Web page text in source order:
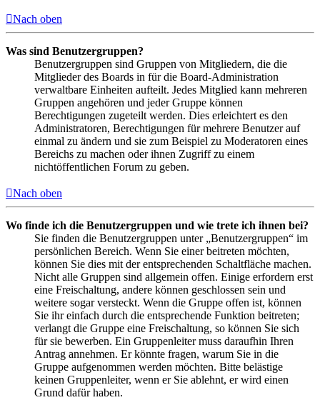
Nach oben
Was sind Benutzergruppen?
Benutzergruppen sind Gruppen von Mitgliedern, die die
Mitglieder des Boards in für die Board-Administration
verwaltbare Einheiten aufteilt. Jedes Mitglied kann mehreren
Gruppen angehören und jeder Gruppe können
Berechtigungen zugeteilt werden. Dies erleichtert es den
Administratoren, Berechtigungen für mehrere Benutzer auf
einmal zu ändern und sie zum Beispiel zu Moderatoren eines
Bereichs zu machen oder ihnen Zugriff zu einem
nichtöffentlichen Forum zu geben.
Nach oben
Wo finde ich die Benutzergruppen und wie trete ich ihnen bei?
Sie finden die Benutzergruppen unter „Benutzergruppen“ im
persönlichen Bereich. Wenn Sie einer beitreten möchten,
können Sie dies mit der entsprechenden Schaltfläche machen.
Nicht alle Gruppen sind allgemein offen. Einige erfordern erst
eine Freischaltung, andere können geschlossen sein und
weitere sogar versteckt. Wenn die Gruppe offen ist, können
Sie ihr einfach durch die entsprechende Funktion beitreten;
verlangt die Gruppe eine Freischaltung, so können Sie sich
für sie bewerben. Ein Gruppenleiter muss daraufhin Ihren
Antrag annehmen. Er könnte fragen, warum Sie in die
Gruppe aufgenommen werden möchten. Bitte belästige
keinen Gruppenleiter, wenn er Sie ablehnt, er wird einen
Grund dafür haben.